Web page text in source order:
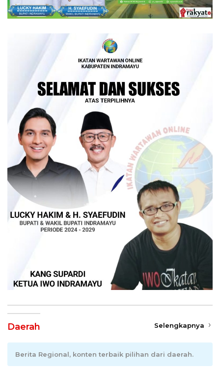
Daerah Selengkapnya
Berita Regional, konten terbaik pilihan dari daerah.